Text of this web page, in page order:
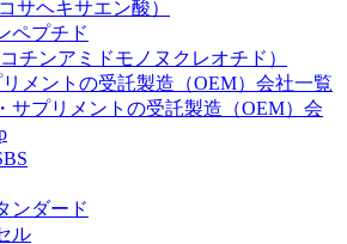
サヘキサエン酸）
ペプチド
チンアミドモノヌクレオチド）
メントの受託製造（OEM）会社一覧
サプリメントの受託製造（OEM）会
ンダード
ル